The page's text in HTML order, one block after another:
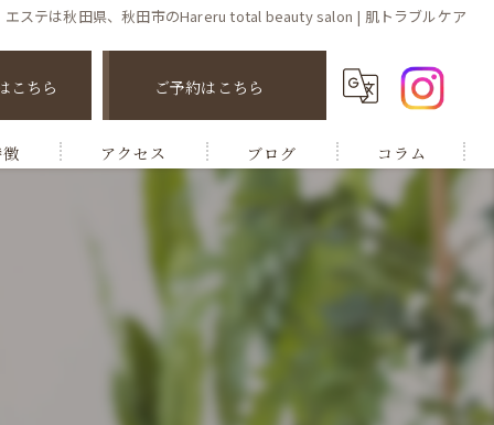
エステは秋田県、秋田市のHareru total beauty salon | 肌トラブルケア
こちら ご予約はこちら
アクセス ブログ コラム